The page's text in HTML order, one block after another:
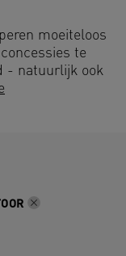
moeiteloos
te
- natuurlijk ook